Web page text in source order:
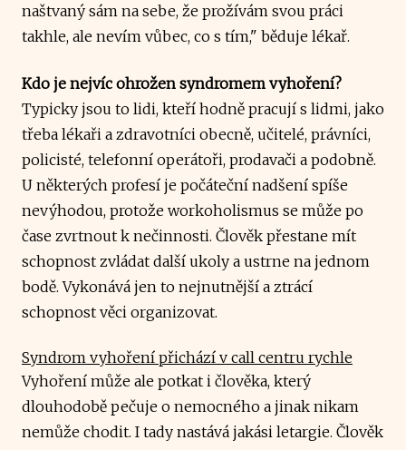
naštvaný sám na sebe, že prožívám svou práci
takhle, ale nevím vůbec, co s tím," běduje lékař.
Kdo je nejvíc ohrožen syndromem vyhoření?
Typicky jsou to lidi, kteří hodně pracují s lidmi, jako
třeba lékaři a zdravotníci obecně, učitelé, právníci,
policisté, telefonní operátoři, prodavači a podobně.
U některých profesí je počáteční nadšení spíše
nevýhodou, protože workoholismus se může po
čase zvrtnout k nečinnosti. Člověk přestane mít
schopnost zvládat další ukoly a ustrne na jednom
bodě. Vykonává jen to nejnutnější a ztrácí
schopnost věci organizovat.
Syndrom vyhoření přichází v call centru rychle
Vyhoření může ale potkat i člověka, který
dlouhodobě pečuje o nemocného a jinak nikam
nemůže chodit. I tady nastává jakási letargie. Člověk